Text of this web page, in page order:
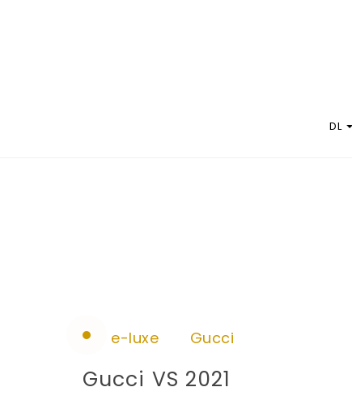
DL
e-luxe Gucci
Gucci VS 2021